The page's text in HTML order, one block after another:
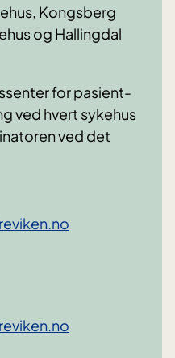
Kongsberg
og Hallingdal
for pasient-
ved hvert sykehus
ved det